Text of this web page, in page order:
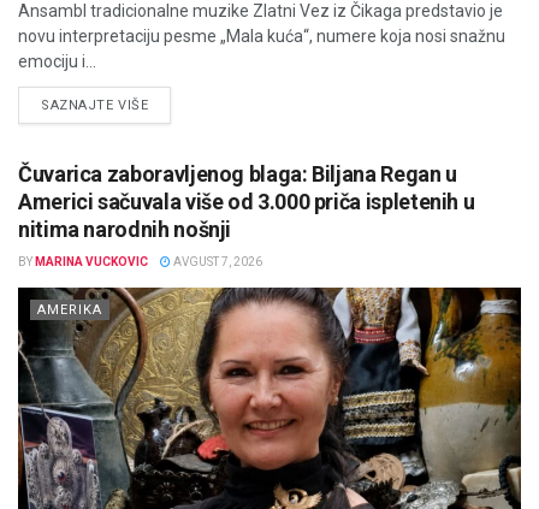
Ansambl tradicionalne muzike Zlatni Vez iz Čikaga predstavio je
novu interpretaciju pesme „Mala kuća“, numere koja nosi snažnu
emociju i...
SAZNAJTE VIŠEDETAILS
Čuvarica zaboravljenog blaga: Biljana Regan u
Americi sačuvala više od 3.000 priča ispletenih u
nitima narodnih nošnji
BY MARINA VUCKOVIC AVGUST 7, 2026
AMERIKA